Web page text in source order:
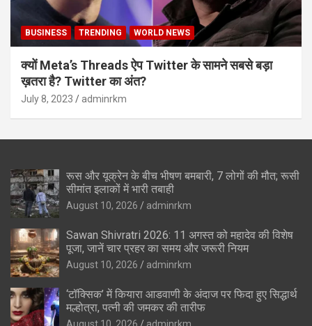
BUSINESS TRENDING WORLD NEWS
क्यों Meta’s Threads ऐप Twitter के सामने सबसे बड़ा
ख़तरा है? Twitter का अंत?
July 8, 2023 adminrkm
रूस और यूक्रेन के बीच भीषण बमबारी, 7 लोगों की मौत; रूसी
सीमांत इलाकों में भारी तबाही
August 10, 2026 adminrkm
Sawan Shivratri 2026: 11 अगस्त को महादेव की विशेष
पूजा, जानें चार प्रहर का समय और जरूरी नियम
August 10, 2026 adminrkm
‘टॉक्सिक’ में कियारा आडवाणी के अंदाज पर फिदा हुए सिद्धार्थ
मल्होत्रा, पत्नी की जमकर की तारीफ